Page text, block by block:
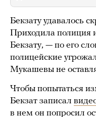
Бекзату удавалось
Приходила полиция
Бекзату, — по его
полицейские
Мукашевы не
Чтобы попытаться
Бекзат записал
в нем он попросил